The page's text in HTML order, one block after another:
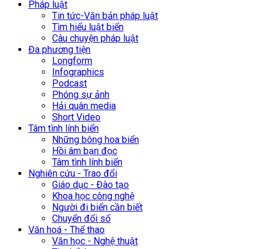
Pháp luật
Tin tức-Văn bản pháp luật
Tìm hiểu luật biển
Câu chuyện pháp luật
Đa phương tiện
Longform
Infographics
Podcast
Phóng sự ảnh
Hải quân media
Short Video
Tâm tình lính biển
Những bông hoa biển
Hồi âm bạn đọc
Tâm tình lính biển
Nghiên cứu - Trao đổi
Giáo dục - Đào tạo
Khoa học công nghệ
Người đi biển cần biết
Chuyển đổi số
Văn hoá - Thể thao
Văn học - Nghệ thuật